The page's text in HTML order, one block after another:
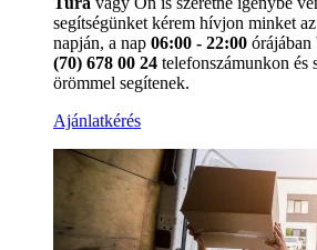
segítségünket kérem hívjon minket
napján, a nap 06:00 - 22:00 órájában
(70) 678 00 24 telefonszámunkon és
örömmel segítenek.
Ajánlatkérés